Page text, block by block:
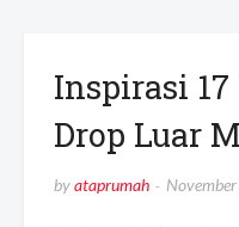
Inspirasi 17
Drop Luar
byataprumah